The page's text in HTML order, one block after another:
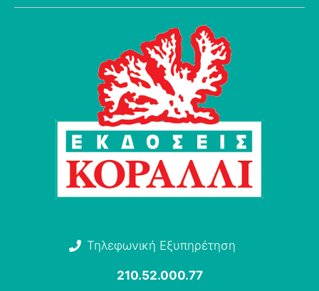
Τηλεφωνική Εξυπηρέτηση
210.52.000.77